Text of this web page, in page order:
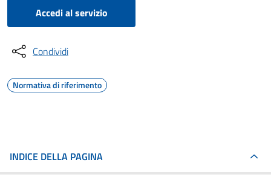
Accedi al servizio
Condividi
Normativa di riferimento
INDICE DELLA PAGINA